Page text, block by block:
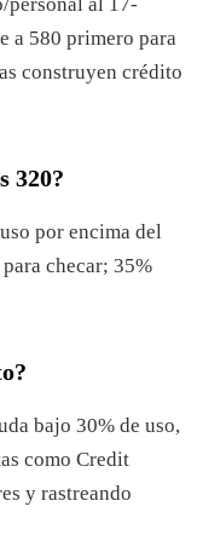
personal al 17-
a 580 primero para
construyen crédito
320?
por encima del
checar; 35%
bajo 30% de uso,
como Credit
y rastreando